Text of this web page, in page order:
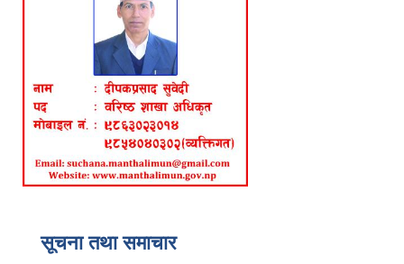
सूचना तथा समाचार